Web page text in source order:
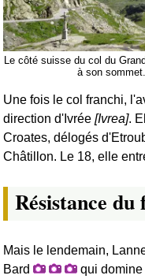
Le côté suisse du col du
à son
Une fois le col franchi,
direction d'Ivrée [Ivrea].
Croates, délogés
Châtillon. Le 18, elle
Résistance
Mais le lendemain,
Bard
qui